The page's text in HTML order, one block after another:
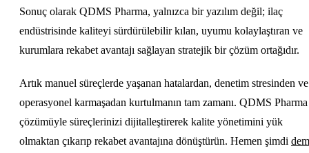
Sonuç olarak QDMS Pharma, yalnızca bir yazılım değil; ilaç
endüstrisinde kaliteyi sürdürülebilir kılan, uyumu kolaylaştıran ve
kurumlara rekabet avantajı sağlayan stratejik bir çözüm ortağıdır.
Artık manuel süreçlerde yaşanan hatalardan, denetim stresinden ve
operasyonel karmaşadan kurtulmanın tam zamanı. QDMS Pharma
çözümüyle süreçlerinizi dijitalleştirerek kalite yönetimini yük
olmaktan çıkarıp rekabet avantajına dönüştürün. Hemen şimdi